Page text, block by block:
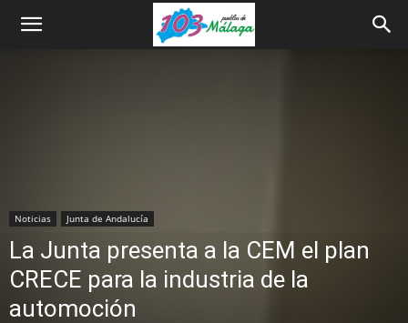
Noticias Junta de Andalucía
La Junta presenta a la CEM el plan
CRECE para la industria de la
automoción